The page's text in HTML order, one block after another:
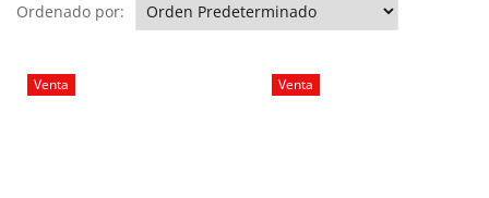
Ordenado por:
Venta Venta